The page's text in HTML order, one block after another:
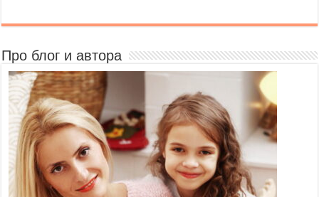
Про блог и автора